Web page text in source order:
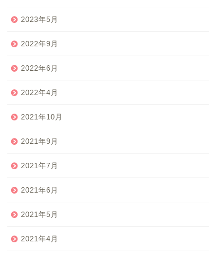
2023年5月
2022年9月
2022年6月
2022年4月
2021年10月
2021年9月
2021年7月
2021年6月
2021年5月
2021年4月